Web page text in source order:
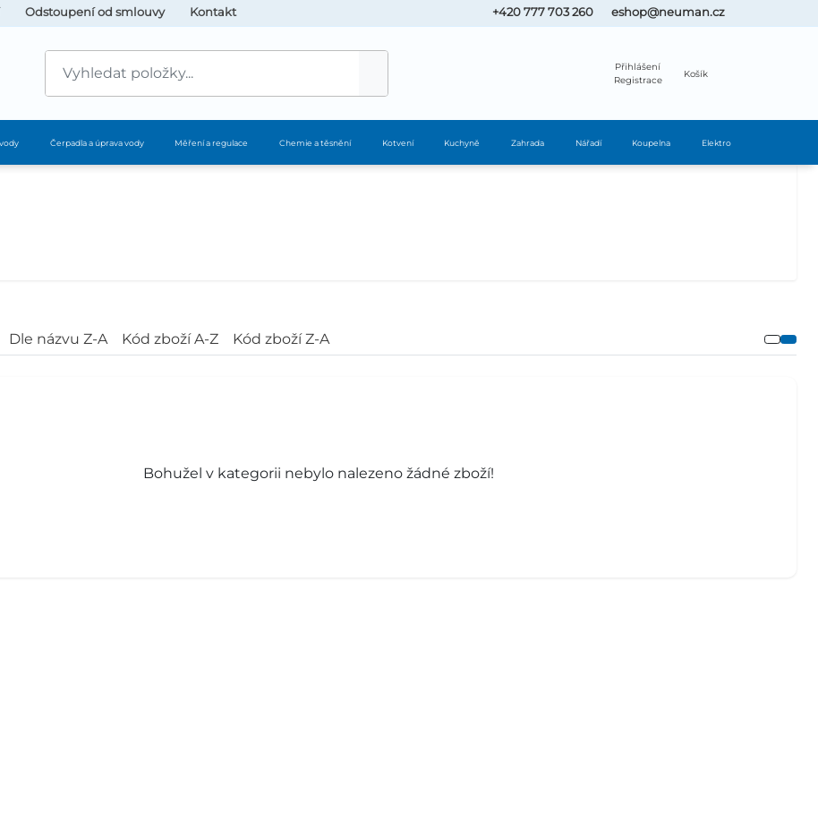
Odstoupení od smlouvy Kontakt +420 777 703 260 eshop@neuman.cz
Přihlášení
Registrace
Košík
Čerpadla a úprava vody Měření a regulace Chemie a těsnění Kotvení Kuchyně Zahrada Nářadí Koupelna Elektro
Dle názvu Z-A Kód zboží A-Z Kód zboží Z-A
Bohužel v kategorii nebylo nalezeno žádné zboží!